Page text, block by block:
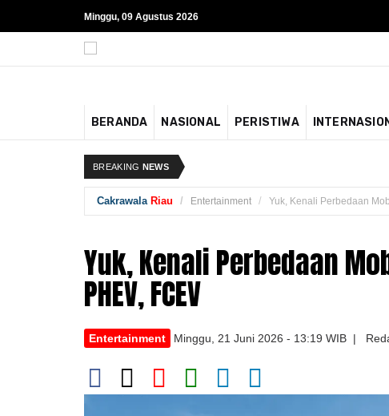
Minggu, 09 Agustus 2026
BERANDA NASIONAL PERISTIWA
BREAKING NEWS
Cakrawala Riau Entertainment Yuk, Kenali Perbedaan
Yuk, Kenali Perbedaan
PHEV, FCEV
Entertainment Minggu, 21 Juni 2026 - 13:19 WIB |